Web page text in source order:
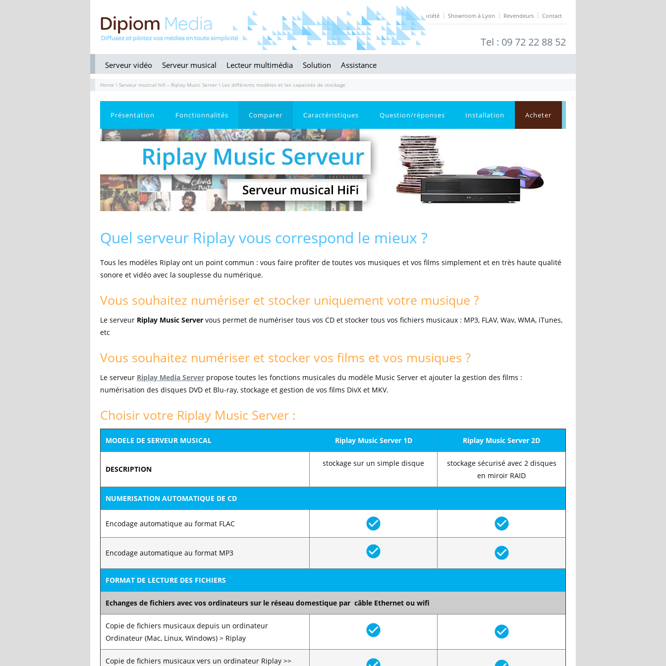
Société Showroom à Lyon Revendeurs Contact
Tel : 09 72 22 88 52
Serveur vidéo Serveur musical Lecteur multimédia Solution Assistance
Home \ Serveur musical hifi – Riplay Music Server \ Les différents modèles et les capacités de stockage
Présentation Fonctionnalités Comparer Caractéristiques Question/réponses Installation Acheter
Quel serveur Riplay vous correspond le mieux ?
Tous les modèles Riplay ont un point commun : vous faire profiter de toutes vos musiques et vos films simplement et en très haute qualité
sonore et vidéo avec la souplesse du numérique.
Vous souhaitez numériser et stocker uniquement votre musique ?
Le serveur Riplay Music Server vous permet de numériser tous vos CD et stocker tous vos fichiers musicaux : MP3, FLAV, Wav, WMA, iTunes,
etc
Vous souhaitez numériser et stocker vos films et vos musiques ?
Le serveur Riplay Media Server propose toutes les fonctions musicales du modèle Music Server et ajouter la gestion des films :
numérisation des disques DVD et Blu-ray, stockage et gestion de vos films DivX et MKV.
Choisir votre Riplay Music Server :
MODELE DE SERVEUR MUSICAL Riplay Music Server 1D Riplay Music Server 2D
DESCRIPTION
stockage sur un simple disque
stockage sécurisé avec 2 disques
en miroir RAID
NUMERISATION AUTOMATIQUE DE CD
Encodage automatique au format FLAC
Encodage automatique au format MP3
FORMAT DE LECTURE DES FICHIERS
Echanges de fichiers avec vos ordinateurs sur le réseau domestique par câble Ethernet ou wifi
Copie de fichiers musicaux depuis un ordinateur
Ordinateur (Mac, Linux, Windows) > Riplay
Copie de fichiers musicaux vers un ordinateur Riplay >>